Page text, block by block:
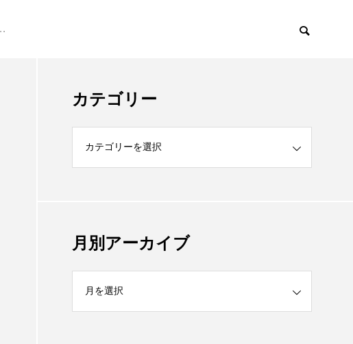
カテゴリー
月別アーカイブ